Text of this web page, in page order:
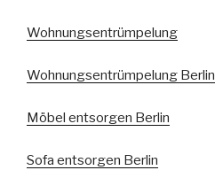
Wohnungsentrümpelung
Wohnungsentrümpelung Berlin
Möbel entsorgen Berlin
Sofa entsorgen Berlin